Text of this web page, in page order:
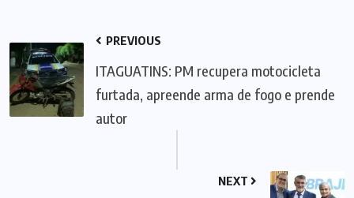
PREVIOUS
ITAGUATINS: PM recupera motocicleta
furtada, apreende arma de fogo e prende
autor
NEXT